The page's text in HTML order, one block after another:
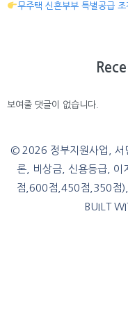
무주택 신혼부부 특별공급
보여줄 댓글이 없습니다.
© 2026 정부지원사업, 서
론, 비상금, 신용등급, 이
점,600점,450점,350점),
BUILT